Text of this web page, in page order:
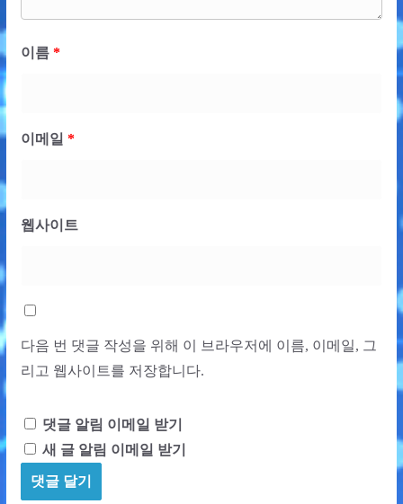
이름 *
이메일 *
웹사이트
다음 번 댓글 작성을 위해 이 브라우저에 이름, 이메일, 그
리고 웹사이트를 저장합니다.
댓글 알림 이메일 받기
새 글 알림 이메일 받기